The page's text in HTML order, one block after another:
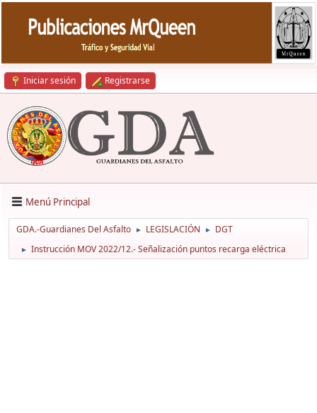
Iniciar sesión Registrarse
Menú Principal
GDA.-Guardianes Del Asfalto ► LEGISLACIÓN ► DGT
► Instrucción MOV 2022/12.- Señalización puntos recarga eléctrica